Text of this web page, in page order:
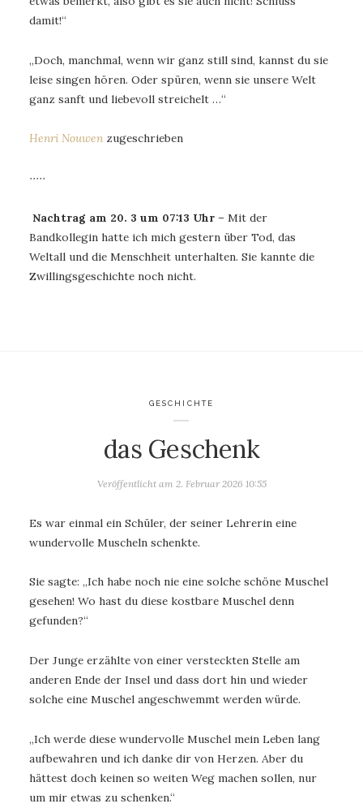
damit!“
„Doch, manchmal, wenn wir ganz still sind, kannst du sie
leise singen hören. Oder spüren, wenn sie unsere Welt
ganz sanft und liebevoll streichelt …“
Henri Nouwen zugeschrieben
∙∙∙∙∙
Nachtrag am 20. 3 um 07:13 Uhr – Mit der
Bandkollegin hatte ich mich gestern über Tod, das
Weltall und die Menschheit unterhalten. Sie kannte die
Zwillingsgeschichte noch nicht.
GESCHICHTE
das Geschenk
Veröffentlicht am 2. Februar 2026 10:55
Es war einmal ein Schüler, der seiner Lehrerin eine
wundervolle Muscheln schenkte.
Sie sagte: „Ich habe noch nie eine solche schöne Muschel
gesehen! Wo hast du diese kostbare Muschel denn
gefunden?“
Der Junge erzählte von einer versteckten Stelle am
anderen Ende der Insel und dass dort hin und wieder
solche eine Muschel angeschwemmt werden würde.
„Ich werde diese wundervolle Muschel mein Leben lang
aufbewahren und ich danke dir von Herzen. Aber du
hättest doch keinen so weiten Weg machen sollen, nur
um mir etwas zu schenken.“